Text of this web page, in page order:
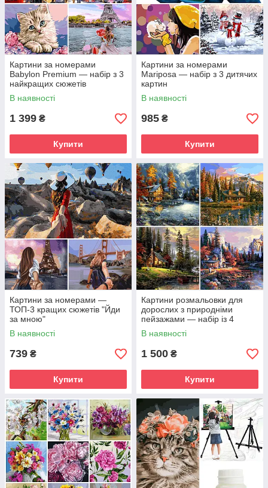
Картини за номерами
Babylon Premium — набір з 3
найкращих сюжетів
В наявності
1 399 ₴
Купити
Картини за номерами
Mariposa — набір з 3 дитячих
картин
В наявності
985 ₴
Купити
Картини за номерами —
ТОП-3 кращих сюжетів "Йди
за мною"
В наявності
739 ₴
Купити
Картини розмальовки для
дорослих з природніми
пейзажами — набір із 4
кращих сюжетів
В наявності
1 500 ₴
Купити